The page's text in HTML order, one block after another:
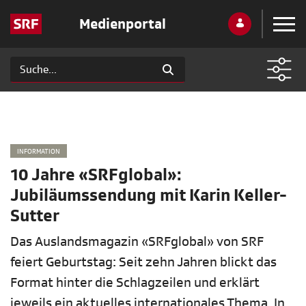
Medienportal
INFORMATION
10 Jahre «SRFglobal»:
Jubiläumssendung mit Karin Keller-
Sutter
Das Auslandsmagazin «SRFglobal» von SRF
feiert Geburtstag: Seit zehn Jahren blickt das
Format hinter die Schlagzeilen und erklärt